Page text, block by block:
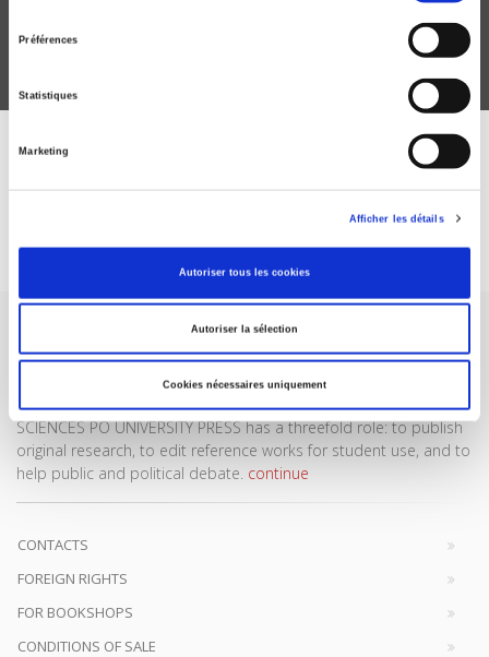
Préférences
Statistiques
Marketing
Afficher les détails
Autoriser tous les cookies
Autoriser la sélection
Cookies nécessaires uniquement
DISCOVER OUR JOURNALS
SCIENCES PO UNIVERSITY PRESS has a threefold role: to publish
original research, to edit reference works for student use, and to
help public and political debate. continue
CONTACTS
FOREIGN RIGHTS
FOR BOOKSHOPS
CONDITIONS OF SALE